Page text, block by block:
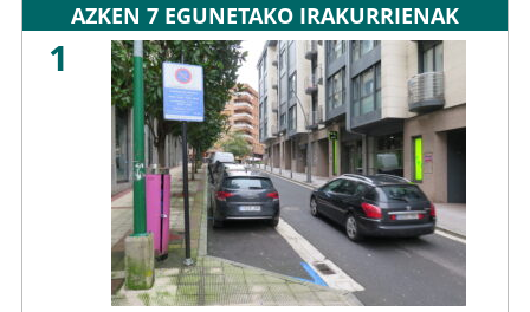
AZKEN 7 EGUNETAKO IRAKURRIENAK
1